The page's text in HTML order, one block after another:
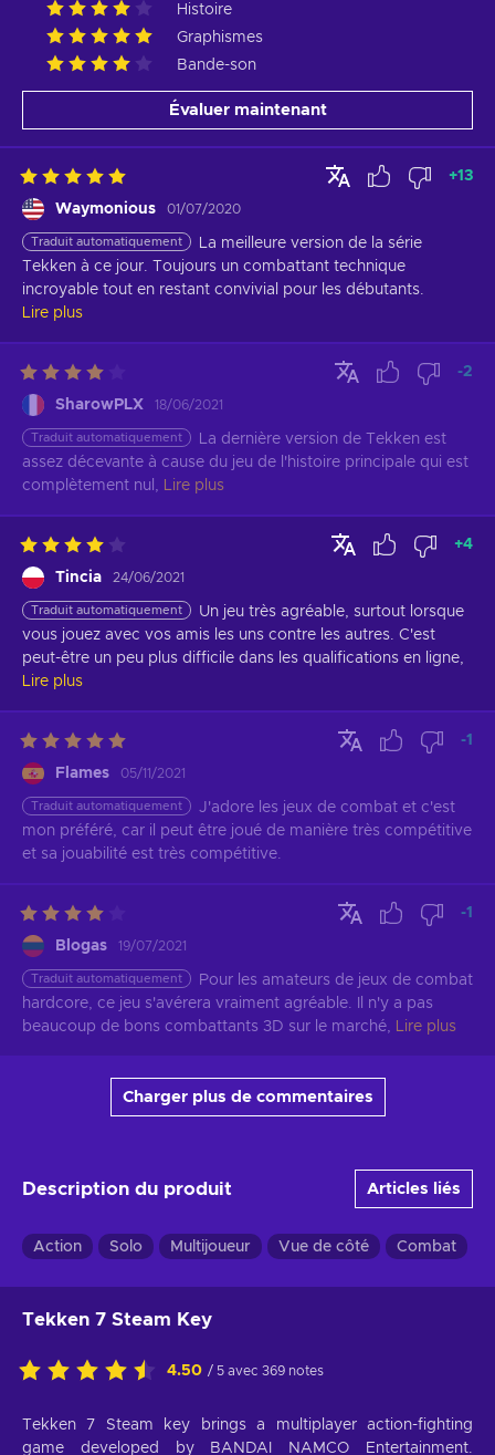
Histoire
Graphismes
Bande-son
Évaluer maintenant
Waymonious 01/07/2020
+13
Traduit automatiquement
La meilleure version de la série
Tekken à ce jour. Toujours un combattant technique
incroyable tout en restant convivial pour les débutants.
Lire plus
SharowPLX 18/06/2021
-2
Traduit automatiquement
La dernière version de Tekken est
assez décevante à cause du jeu de l'histoire principale qui est
complètement nul,
Lire plus
Tincia 24/06/2021
+4
Traduit automatiquement
Un jeu très agréable, surtout lorsque
vous jouez avec vos amis les uns contre les autres. C'est
peut-être un peu plus difficile dans les qualifications en ligne,
Lire plus
Flames 05/11/2021
-1
Traduit automatiquement
J'adore les jeux de combat et c'est
mon préféré, car il peut être joué de manière très compétitive
et sa jouabilité est très compétitive.
Blogas 19/07/2021
-1
Traduit automatiquement
Pour les amateurs de jeux de combat
hardcore, ce jeu s'avérera vraiment agréable. Il n'y a pas
beaucoup de bons combattants 3D sur le marché,
Lire plus
Charger plus de commentaires
Description du produit Articles liés
Action Solo Multijoueur Vue de côté Combat
Tekken 7 Steam Key
4.50 / 5 avec 369 notes
Tekken 7 Steam key brings a multiplayer action-fighting
game developed by BANDAI NAMCO Entertainment.